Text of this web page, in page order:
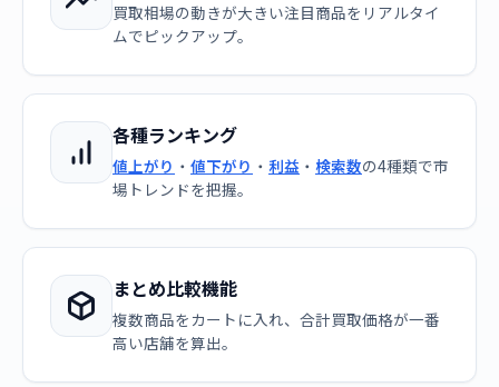
買取相場の動きが大きい注目商品をリアルタイ
ムでピックアップ。
各種ランキング
値上がり ・ 値下がり ・ 利益 ・ 検索数の4種類で市
場トレンドを把握。
まとめ比較機能
複数商品をカートに入れ、合計買取価格が一番
高い店舗を算出。